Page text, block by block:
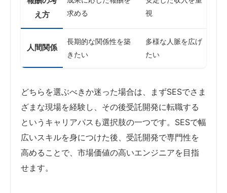
え方
求める
視
人間関係
長期的な関係性を築
きたい
多様な人脈を広げ
たい
どちらを選ぶべきか迷った場合は、まずSESでさま
ざまな現場を経験し、その後受託開発に転職する
というキャリアパスも選択肢の一つです。SESで幅
広いスキルを身につけた後、受託開発で専門性を
高めることで、市場価値の高いエンジニアを目指
せます。